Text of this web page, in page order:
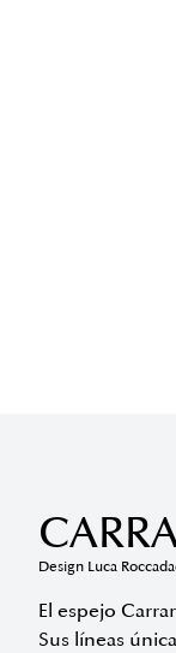
Design Luca
El espejo
Sus líneas